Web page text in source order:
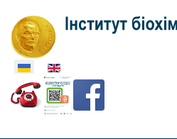
Оберіть свою мову